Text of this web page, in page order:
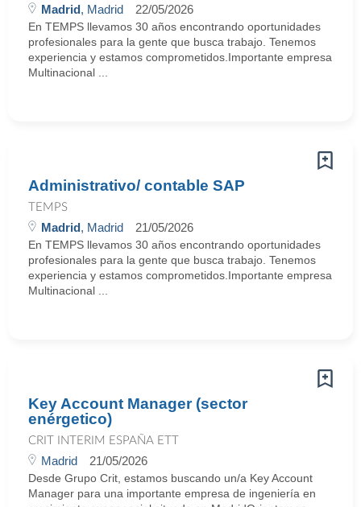
Madrid, Madrid 22/05/2026
En TEMPS llevamos 30 años encontrando oportunidades
profesionales para la gente que busca trabajo. Tenemos
experiencia y estamos comprometidos.Importante empresa
Multinacional ...
Administrativo/ contable SAP
TEMPS
Madrid, Madrid 21/05/2026
En TEMPS llevamos 30 años encontrando oportunidades
profesionales para la gente que busca trabajo. Tenemos
experiencia y estamos comprometidos.Importante empresa
Multinacional ...
Key Account Manager (sector
enérgetico)
CRIT INTERIM ESPAÑA ETT
Madrid 21/05/2026
Desde Grupo Crit, estamos buscando un/a Key Account
Manager para una importante empresa de ingeniería en